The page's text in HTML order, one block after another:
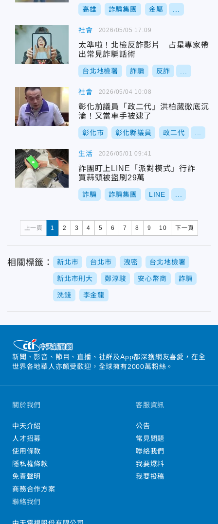
高雄 詐騙集團 金屬
社會
太準啦！北檢反詐影片 占星專家帶
出常見詐騙話術
台北地檢署 詐騙 反詐
2026/05/05 17:09
社會
彰化前議員「政二代」洪柏葳徹底沉
淪！又當車手被逮了
彰化市 彰化縣議員 政二代
2026/05/04 10:08
生活
詐團盯上LINE「派對模式」行詐
買蒜頭被盜刷29萬
詐騙 詐騙集團 LINE
2026/05/01 09:41
上一頁 1 2 3 4 5 6 7 8 9 10 下一頁
相關標籤： 新北市 台北市 洩密 台北地檢署
新北市刑大 鄭淳駿 安心幣商 詐騙
洗錢 李金龍
新聞、影音、節目、直播、社群及App都深獲網友喜愛，在全
世界各地華人亦頗受歡迎，全球擁有2000萬粉絲。
關於我們
中天介紹
人才招募
使用條款
隱私權條款
免責聲明
商務合作方案
客服資訊
公告
常見問題
聯絡我們
我要爆料
我要投稿
聯絡我們